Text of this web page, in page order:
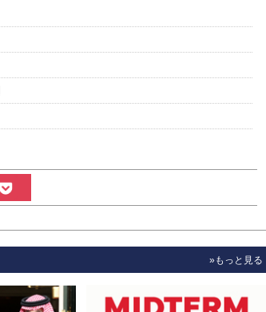
»もっと見る